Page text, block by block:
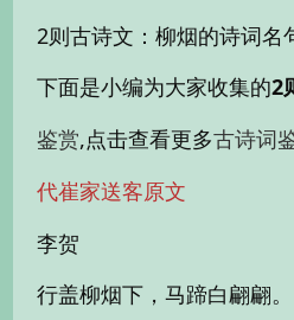
2则古诗文：柳烟的诗词名
下面是小编为大家收集的2
鉴赏,点击查看更多古诗词
代崔家送客原文
李贺
行盖柳烟下，马蹄白翩翩。